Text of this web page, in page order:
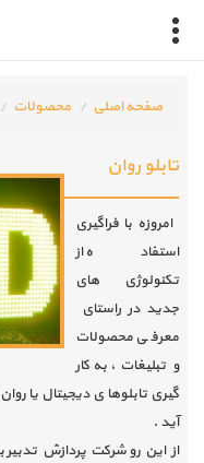
صفحه اصلی محصولات
تابلو روان
امروزه با فراگیری
استفاده از
تکنولوژی های
جدید در راستای
معرفی محصولات
و تبلیغات ، به کار
گیری تابلوها ی دیجیتال یا
آید .
از این رو شرکت پردازش تدبیر